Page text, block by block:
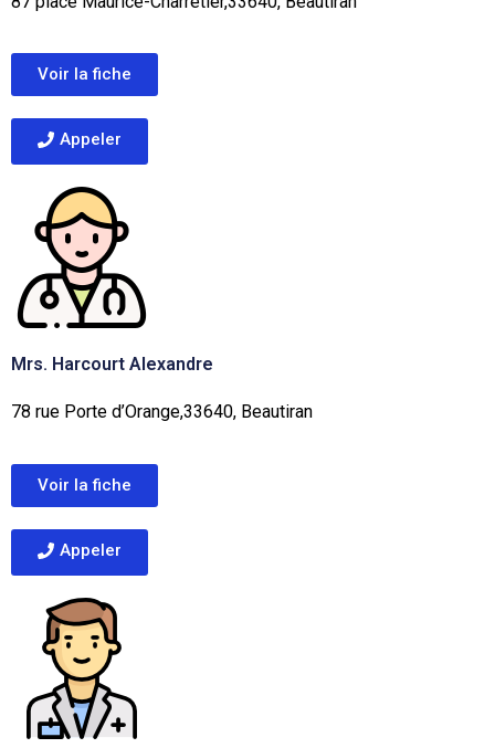
Voir la fiche
Appeler
Mrs. Harcourt Alexandre
78 rue Porte d’Orange,33640, Beautiran
Voir la fiche
Appeler